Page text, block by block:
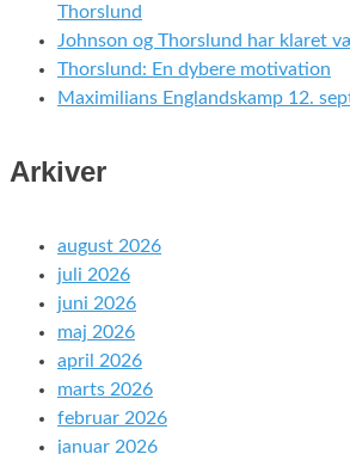
Thorslund
Johnson og Thorslund har klaret
Thorslund: En dybere motivation
Maximilians Englandskamp 12.
Arkiver
august 2026
juli 2026
juni 2026
maj 2026
april 2026
marts 2026
februar 2026
januar 2026